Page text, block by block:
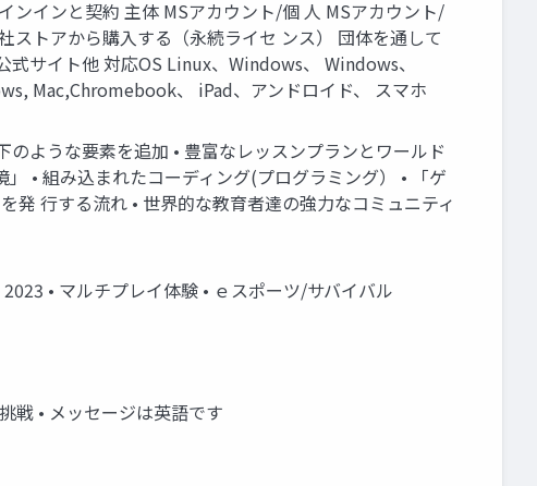
インと契約 主体 MSアカウント/個 人 MSアカウント/
ストアから購入する（永続ライセ ンス） 団体を通して
サイト他 対応OS Linux、Windows、 Windows、
Mac,Chromebook、 iPad、アンドロイド、 スマホ
ような要素を追加 • 豊富なレッスンプランとワールド
• 組み込まれたコーディング(プログラミング） • 「ゲ
行する流れ • 世界的な教育者達の強力なコミュニティ
• マルチプレイ体験 • ｅスポーツ/サバイバル
戦 • メッセージは英語です